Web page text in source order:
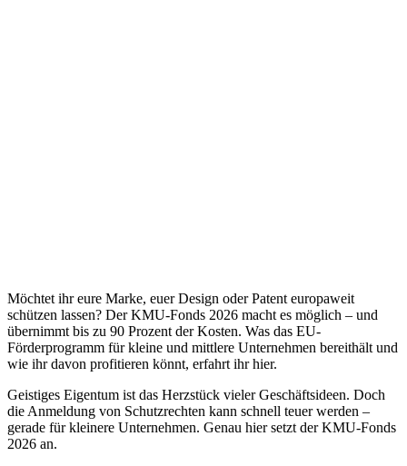
Möchtet ihr eure Marke, euer Design oder Patent europaweit
schützen lassen? Der KMU-Fonds 2026 macht es möglich – und
übernimmt bis zu 90 Prozent der Kosten. Was das EU-
Förderprogramm für kleine und mittlere Unternehmen bereithält und
wie ihr davon profitieren könnt, erfahrt ihr hier.
Geistiges Eigentum ist das Herzstück vieler Geschäftsideen. Doch
die Anmeldung von Schutzrechten kann schnell teuer werden –
gerade für kleinere Unternehmen. Genau hier setzt der KMU-Fonds
2026 an.